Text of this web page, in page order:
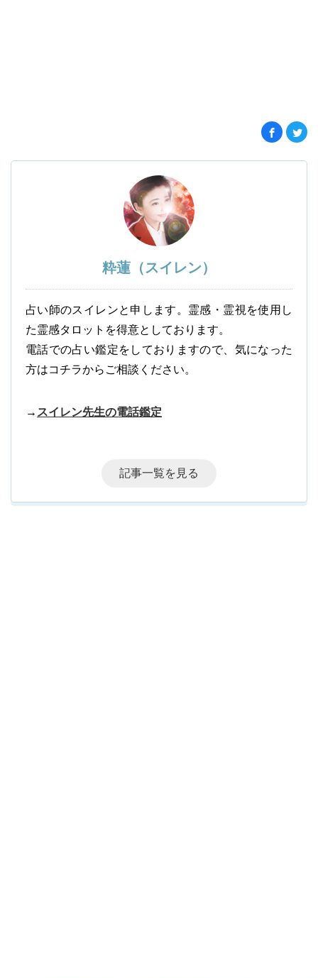
粋蓮（スイレン）
占い師のスイレンと申します。霊感・霊視を使用し
た霊感タロットを得意としております。
電話での占い鑑定をしておりますので、気になった
方はコチラからご相談ください。
→ スイレン先生の電話鑑定
記事一覧を見る